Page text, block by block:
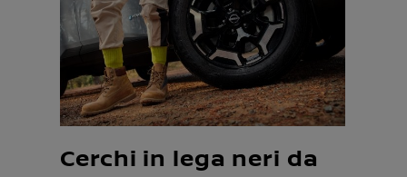
Cerchi in lega neri da